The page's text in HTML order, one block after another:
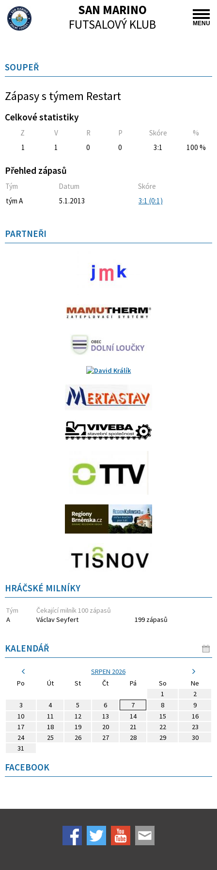
MENU
SAN MARINO
FUTSALOVÝ KLUB
SOUPEŘ
Zápasy s týmem Restart
Celkové statistiky
Z V R P Skóre
%
1
1 0 0 3:1 100 %
Přehled zápasů
Tým Datum
Skóre
tým A
5.1.2013 3:1 (0:1)
PARTNEŘI
HRÁČSKÉ MILNÍKY
Tým
Čekající milník 100 zápasů
A
Václav Seyfert 199 zápasů
KALENDÁŘ
SRPEN 2026
Po
Út St Čt Pá So
Ne
1
2
3
4 5 6 7 8
9
10
11 12 13 14 15
16
17
18 19 20 21 22
23
24
25 26 27 28 29
30
31
FACEBOOK